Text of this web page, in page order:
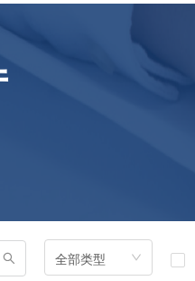
全部类型